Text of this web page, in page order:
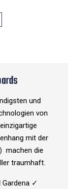
und
von
mit der
machen die
traumhaft.
✓